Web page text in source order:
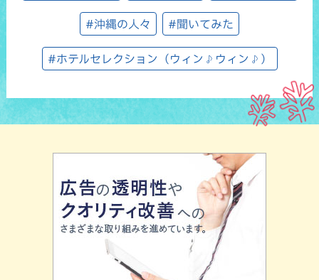
#沖縄の人々 #聞いてみた
#ホテルセレクション（ウィン♪ウィン♪）